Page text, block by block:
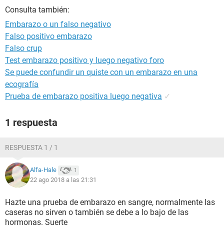
Consulta también:
Embarazo o un falso negativo
Falso positivo embarazo
Falso crup
Test embarazo positivo y luego negativo foro
Se puede confundir un quiste con un embarazo en una
ecografía
Prueba de embarazo positiva luego negativa ✓
1 respuesta
RESPUESTA 1 / 1
Alfa-Hale 1
22 ago 2018 a las 21:31
Hazte una prueba de embarazo en sangre, normalmente las
caseras no sirven o también se debe a lo bajo de las
hormonas. Suerte